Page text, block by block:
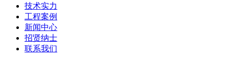
技术实力
工程案例
新闻中心
招贤纳士
联系我们